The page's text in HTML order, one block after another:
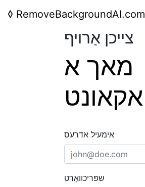
◊ RemoveBackgroundAI.com
צייכן אַרויף
מאך א
אקאונט
אימעיל אדרעס
שפּריכוואָרט